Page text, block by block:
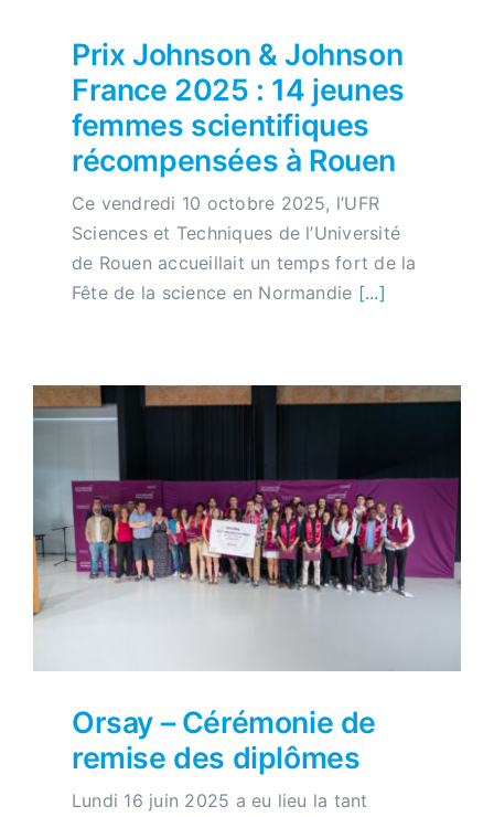
Prix Johnson & Johnson
France 2025 : 14 jeunes
femmes scientifiques
récompensées à Rouen
Ce vendredi 10 octobre 2025, l’UFR
Sciences et Techniques de l’Université
de Rouen accueillait un temps fort de la
Fête de la science en Normandie [...]
Orsay – Cérémonie de
remise des diplômes
Lundi 16 juin 2025 a eu lieu la tant